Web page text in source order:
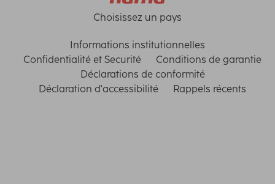
Choisissez un pays
Informations institutionnelles
Confidentialité et Securité
Conditions de garantie
Déclarations de conformité
Déclaration d'accessibilité
Rappels récents